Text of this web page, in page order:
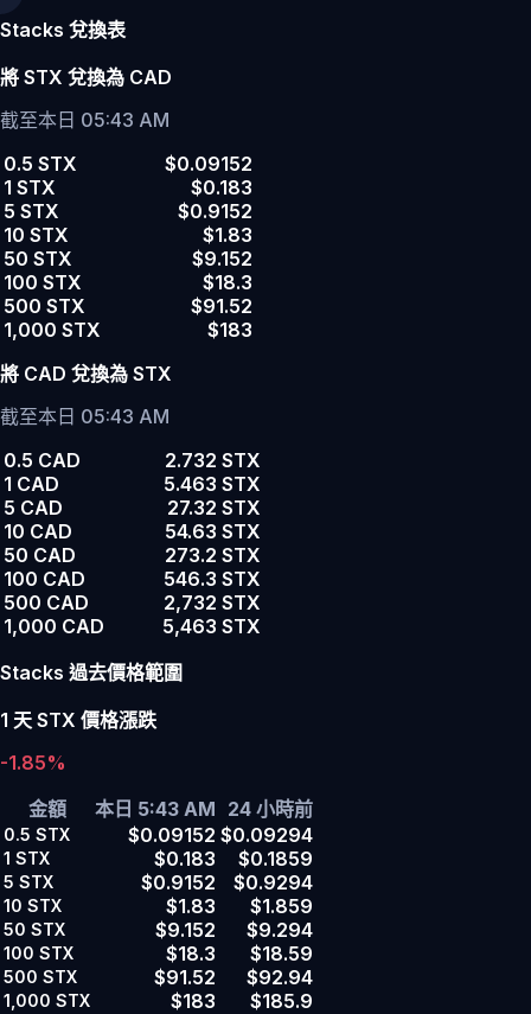
Stacks 兌換表
將 STX 兌換為 CAD
截至本日 05:43 AM
0.5 STX
$0.09152
1 STX
$0.183
5 STX
$0.9152
10 STX
$1.83
50 STX
$9.152
100 STX
$18.3
500 STX
$91.52
1,000 STX
$183
將 CAD 兌換為 STX
截至本日 05:43 AM
0.5 CAD
2.732 STX
1 CAD
5.463 STX
5 CAD
27.32 STX
10 CAD
54.63 STX
50 CAD
273.2 STX
100 CAD
546.3 STX
500 CAD
2,732 STX
1,000 CAD
5,463 STX
Stacks 過去價格範圍
1 天 STX 價格漲跌
-1.85%
金額
本日 5:43 AM 24 小時前
0.5 STX $0.09152 $0.09294
1 STX $0.183 $0.1859
5 STX $0.9152 $0.9294
10 STX $1.83 $1.859
50 STX $9.152 $9.294
100 STX $18.3 $18.59
500 STX $91.52 $92.94
1,000 STX $183
$185.9